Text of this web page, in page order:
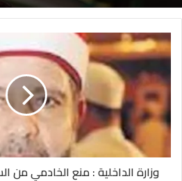
وزارة الداخلية : منع الخادمي من